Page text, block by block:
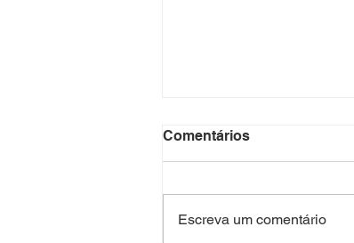
Comentários
Escreva um comentário